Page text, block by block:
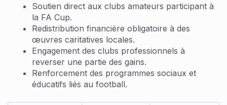
Soutien direct aux clubs amateurs participant à
la FA Cup.
Redistribution financière obligatoire à des
œuvres caritatives locales.
Engagement des clubs professionnels à
reverser une partie des gains.
Renforcement des programmes sociaux et
éducatifs liés au football.